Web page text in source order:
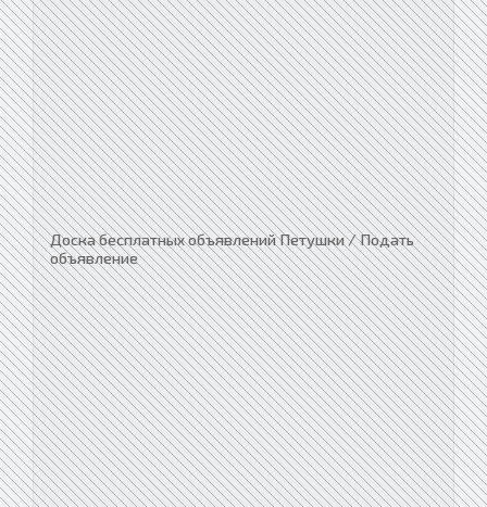
Доска бесплатных объявлений Петушки / Подать
объявление